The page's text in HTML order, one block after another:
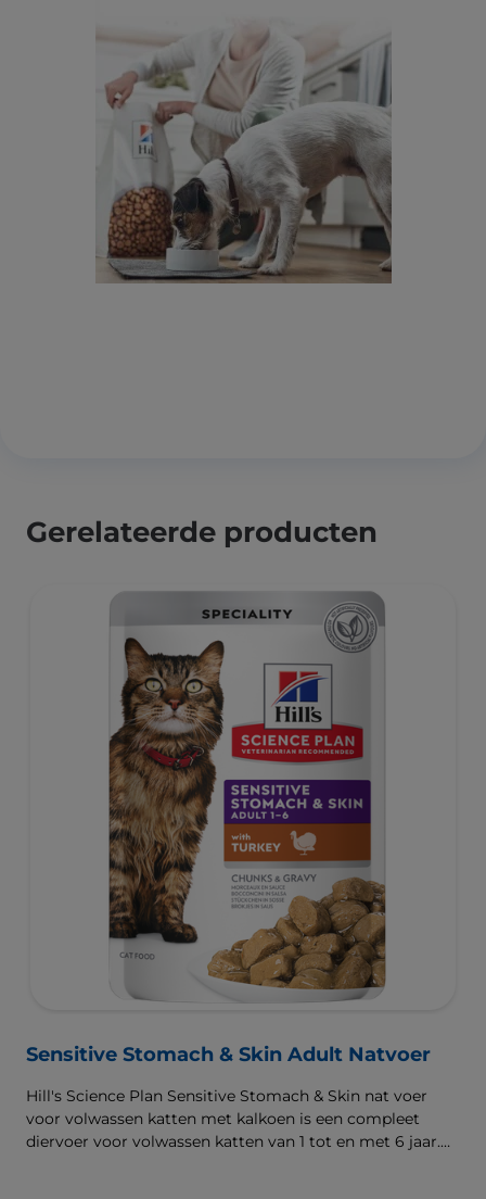
Gerelateerde producten
Sensitive Stomach & Skin Adult Natvoer
Hill's Science Plan Sensitive Stomach & Skin nat voer
voor volwassen katten met kalkoen is een compleet
diervoer voor volwassen katten van 1 tot en met 6 jaar.